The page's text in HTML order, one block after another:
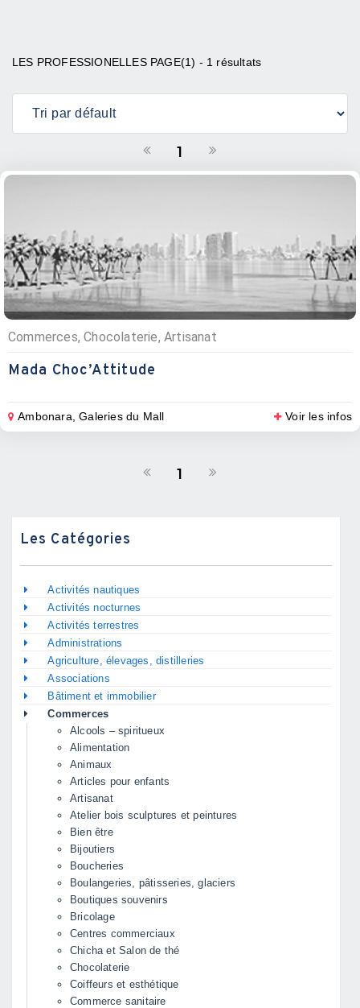
LES PROFESSIONELLES PAGE(1) - 1 résultats
1
Commerces, Chocolaterie, Artisanat
Mada Choc’Attitude
Ambonara, Galeries du Mall Voir les infos
1
Les Catégories
Activités nautiques
Activités nocturnes
Activités terrestres
Administrations
Agriculture, élevages, distilleries
Associations
Bâtiment et immobilier
Commerces
Alcools – spiritueux
Alimentation
Animaux
Articles pour enfants
Artisanat
Atelier bois sculptures et peintures
Bien être
Bijoutiers
Boucheries
Boulangeries, pâtisseries, glaciers
Boutiques souvenirs
Bricolage
Centres commerciaux
Chicha et Salon de thé
Chocolaterie
Coiffeurs et esthétique
Commerce sanitaire